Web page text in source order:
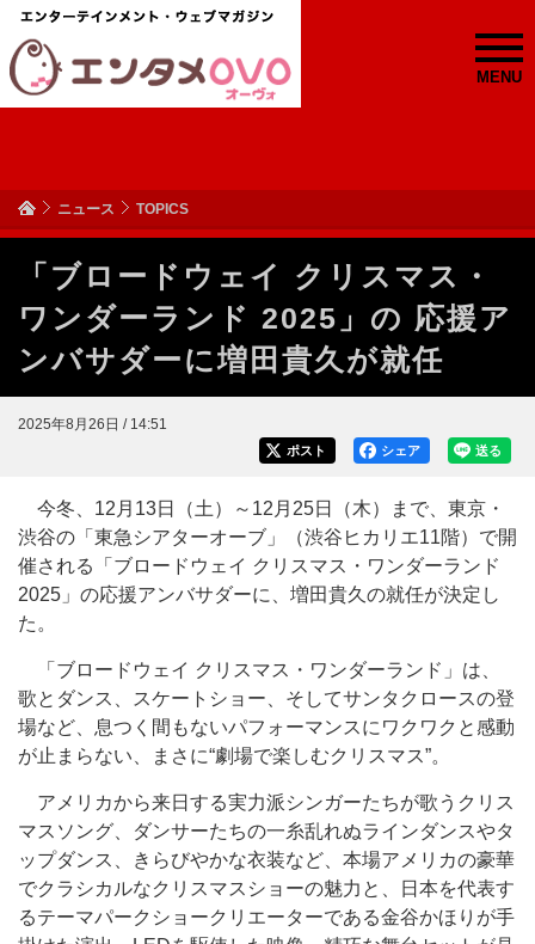
MENU
ニュース TOPICS
「ブロードウェイ クリスマス・
ワンダーランド 2025」の 応援ア
ンバサダーに増田貴久が就任
2025年8月26日 / 14:51
送る
シェア
ポスト
今冬、12月13日（土）～12月25日（木）まで、東京・
渋谷の「東急シアターオーブ」（渋⾕ヒカリエ11階）で開
催される「ブロードウェイ クリスマス・ワンダーランド
2025」の応援アンバサダーに、増⽥貴久の就任が決定し
た。
「ブロードウェイ クリスマス・ワンダーランド」は、
歌とダンス、スケートショー、そしてサンタクロースの登
場など、息つく間もないパフォーマンスにワクワクと感動
が⽌まらない、まさに“劇場で楽しむクリスマス”。
アメリカから来⽇する実⼒派シンガーたちが歌うクリス
マスソング、ダンサーたちの⼀⽷乱れぬラインダンスやタ
ップダンス、きらびやかな衣装など、本場アメリカの豪華
でクラシカルなクリスマスショーの魅⼒と、⽇本を代表す
るテーマパークショークリエーターである⾦⾕かほりが⼿